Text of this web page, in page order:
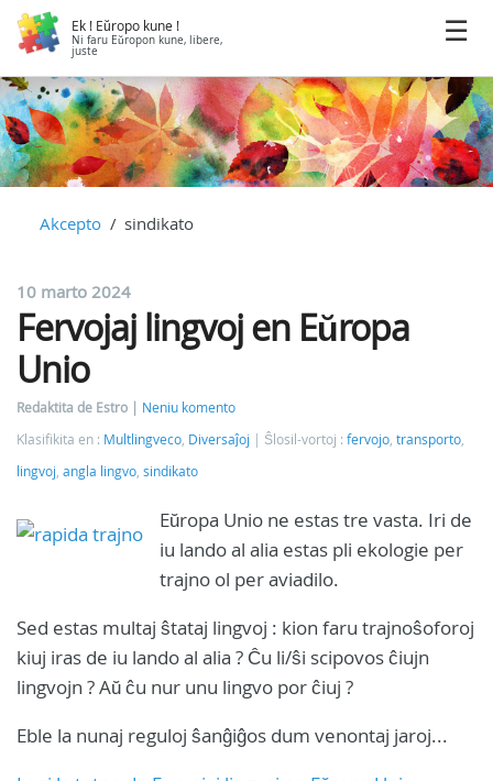
Ek ! Eŭropo kune !
Ni faru Eŭropon kune, libere,
juste
Akcepto sindikato
10 marto 2024
Fervojaj lingvoj en Eŭropa
Unio
Redaktita de Estro
Neniu komento
Klasifikita en : Multlingveco Diversaĵoj Ŝlosil-vortoj : fervojo transporto
lingvoj angla lingvo sindikato
Eŭropa Unio ne estas tre vasta. Iri de
iu lando al alia estas pli ekologie per
trajno ol per aviadilo.
Sed estas multaj ŝtataj lingvoj : kion faru trajnoŝoforoj
kiuj iras de iu lando al alia ? Ĉu li/ŝi scipovos ĉiujn
lingvojn ? Aŭ ĉu nur unu lingvo por ĉiuj ?
Eble la nunaj reguloj ŝanĝiĝos dum venontaj jaroj...